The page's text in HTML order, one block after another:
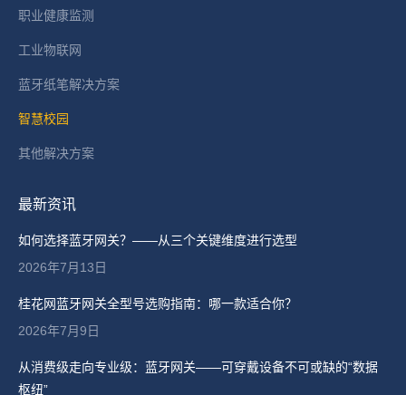
职业健康监测
工业物联网
蓝牙纸笔解决方案
智慧校园
其他解决方案
最新资讯
如何选择蓝牙网关？——从三个关键维度进行选型
2026年7月13日
桂花网蓝牙网关全型号选购指南：哪一款适合你？
2026年7月9日
从消费级走向专业级：蓝牙网关——可穿戴设备不可或缺的“数据
枢纽”